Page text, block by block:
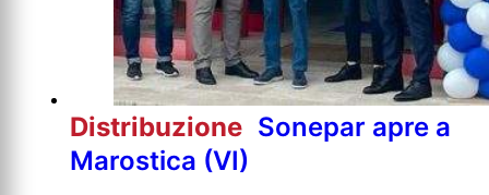
Distribuzione Sonepar apre a
Marostica (VI)